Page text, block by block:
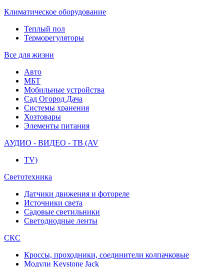
Климатическое оборудование
Теплый пол
Терморегуляторы
Все для жизни
Авто
МБТ
Мобильные устройства
Сад Огород Дача
Системы хранения
Хозтовары
Элементы питания
АУДИО - ВИДЕО - ТВ (AV
TV)
Светотехника
Датчики движения и фотореле
Источники света
Садовые светильники
Светодиодные ленты
СКС
Кроссы, проходники, соединители колпачковые
Модули Keystone Jack